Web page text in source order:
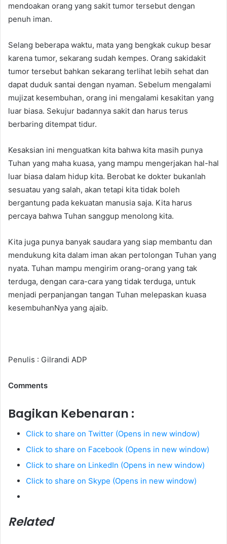
mendoakan orang yang sakit tumor tersebut dengan
penuh iman.
Selang beberapa waktu, mata yang bengkak cukup besar
karena tumor, sekarang sudah kempes. Orang sakidakit
tumor tersebut bahkan sekarang terlihat lebih sehat dan
dapat duduk santai dengan nyaman. Sebelum mengalami
mujizat kesembuhan, orang ini mengalami kesakitan yang
luar biasa. Sekujur badannya sakit dan harus terus
berbaring ditempat tidur.
Kesaksian ini menguatkan kita bahwa kita masih punya
Tuhan yang maha kuasa, yang mampu mengerjakan hal-hal
luar biasa dalam hidup kita. Berobat ke dokter bukanlah
sesuatau yang salah, akan tetapi kita tidak boleh
bergantung pada kekuatan manusia saja. Kita harus
percaya bahwa Tuhan sanggup menolong kita.
Kita juga punya banyak saudara yang siap membantu dan
mendukung kita dalam iman akan pertolongan Tuhan yang
nyata. Tuhan mampu mengirim orang-orang yang tak
terduga, dengan cara-cara yang tidak terduga, untuk
menjadi perpanjangan tangan Tuhan melepaskan kuasa
kesembuhanNya yang ajaib.
Penulis : Gilrandi ADP
Comments
Bagikan Kebenaran :
Click to share on Twitter (Opens in new window)
Click to share on Facebook (Opens in new window)
Click to share on LinkedIn (Opens in new window)
Click to share on Skype (Opens in new window)
Related